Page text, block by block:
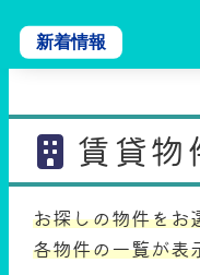
新着情報
賃貸物
お探しの物件をお
各物件の一覧が表